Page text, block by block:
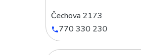
Čechova 2173
770 330 230